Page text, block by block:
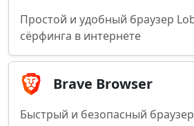
Простой и удобный браузер
сёрфинга в интернете
Brave Browser
Быстрый и безопасный